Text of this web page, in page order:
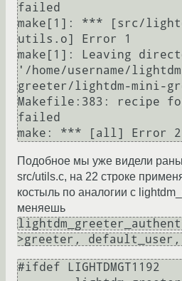
failed
make[1]: *** [src/
utils.o] Error 1
make[1]: Leaving
'/home/username/
greeter/lightdm-mini-
Makefile:383: recipe
failed
Подобное мы уже видели
src/utils.c, на 22 строке
костыль по аналогии с
меняешь
>greeter, default_user,
#ifdef LIGHTDMGT1192